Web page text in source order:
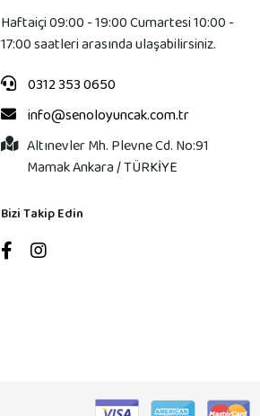
Haftaiçi 09:00 - 19:00 Cumartesi 10:00 -
17:00 saatleri arasında ulaşabilirsiniz.
0312 353 0650
info@senoloyuncak.com.tr
Altınevler Mh. Plevne Cd. No:91
Mamak Ankara / TÜRKİYE
Bizi Takip Edin